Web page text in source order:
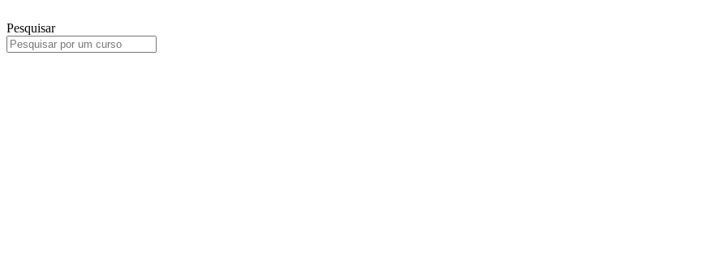
Pesquisar